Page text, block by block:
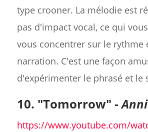
type crooner. La mélodie est
pas d'impact vocal, ce qui
vous concentrer sur le rythme
narration. C'est une façon
d'expérimenter le phrasé et le
10. "Tomorrow" -
https://www.youtube.com/